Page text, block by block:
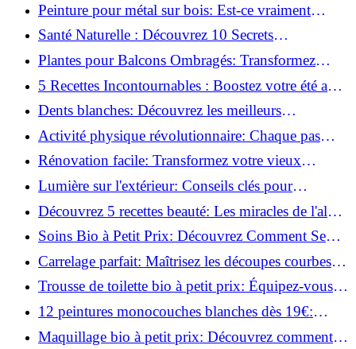
Peinture pour métal sur bois: Est-ce vraiment
possible?
Santé Naturelle : Découvrez 10 Secrets
Incontournables pour un Bien-être Optimal!
Plantes pour Balcons Ombragés: Transformez
votre Terrasse en Oasis Verte!
5 Recettes Incontournables : Boostez votre été avec
des huiles essentielles!
Dents blanches: Découvrez les meilleurs
ingrédients naturels!
Activité physique révolutionnaire: Chaque pas
compte pour votre santé!
Rénovation facile: Transformez votre vieux
parquet irrégulier en un clin d'œil!
Lumière sur l'extérieur: Conseils clés pour
concevoir et installer votre éclairage!
Découvrez 5 recettes beauté: Les miracles de l'aloe
vera pour votre peau!
Soins Bio à Petit Prix: Découvrez Comment Se
Chouchouter Pour Moins de 35€!
Carrelage parfait: Maîtrisez les découpes courbes
facilement!
Trousse de toilette bio à petit prix: Équipez-vous
pour moins de 25€!
12 peintures monocouches blanches dès 19€:
Découvrez les meilleures offres!
Maquillage bio à petit prix: Découvrez comment